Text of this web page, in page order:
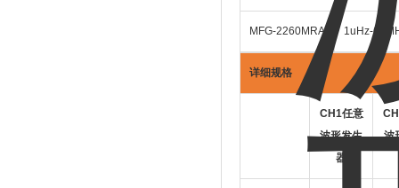
MFG-2260MRA 1uHz-
详细规格
CH1任意
波形发生
器
波